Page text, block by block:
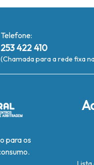
Telefone:
253 422 410
(Chamada para a rede fixa
para os